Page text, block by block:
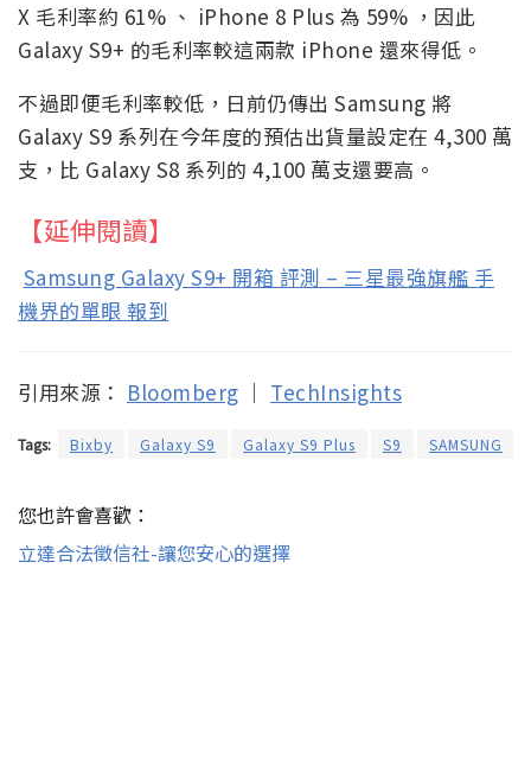
X 毛利率約 61% 、 iPhone 8 Plus 為 59% ，因此
Galaxy S9+ 的毛利率較這兩款 iPhone 還來得低。
不過即便毛利率較低，日前仍傳出 Samsung 將
Galaxy S9 系列在今年度的預估出貨量設定在 4,300 萬
支，比 Galaxy S8 系列的 4,100 萬支還要高。
【延伸閱讀】
Samsung Galaxy S9+ 開箱 評測 – 三星最強旗艦 手
機界的單眼 報到
引用來源： Bloomberg ｜ TechInsights
Tags: Bixby Galaxy S9 Galaxy S9 Plus S9 SAMSUNG
您也許會喜歡：
立達合法徵信社-讓您安心的選擇